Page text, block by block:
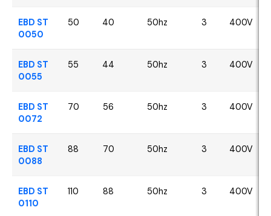
EBD ST
0050
50 40 50hz 3 400V
EBD ST
0055
55 44 50hz 3 400V
EBD ST
0072
70 56 50hz 3 400V
EBD ST
0088
88 70 50hz 3 400V
EBD ST
0110
110 88 50hz 3 400V